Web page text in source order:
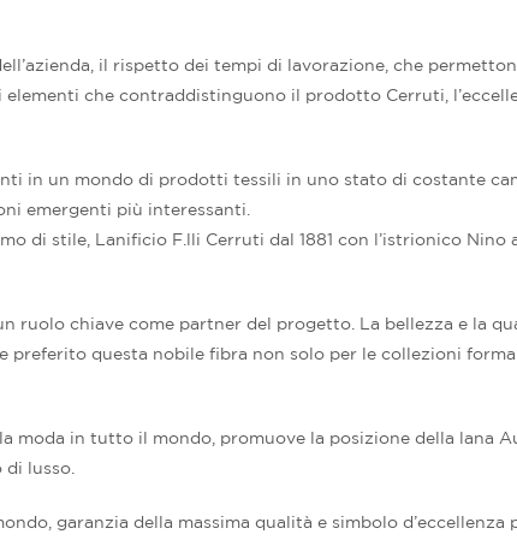
il rispetto dei tempi di lavorazione, che
che contraddistinguono il prodotto Cerruti,
in un mondo di prodotti tessili in uno stato di costante
emergenti più interessanti.
di stile, Lanificio F.lli Cerruti dal 1881 con l’istrionico Nino
ruolo chiave come partner del progetto. La bellezza e la
preferito questa nobile fibra non solo per le collezioni
in tutto il mondo, promuove la posizione della lana
lusso.
garanzia della massima qualità e simbolo d’eccellenza